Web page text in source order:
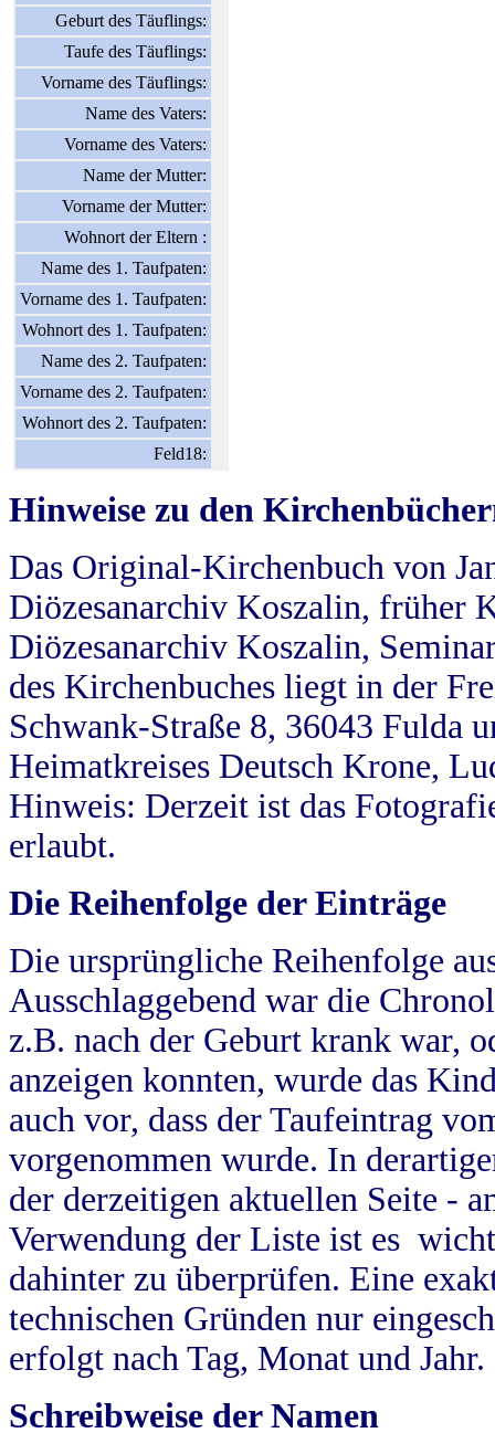
Geburt des Täuflings:
Taufe des Täuflings:
Vorname des Täuflings:
Name des Vaters:
Vorname des Vaters:
Name der Mutter:
Vorname der Mutter:
Wohnort der Eltern :
Name des 1. Taufpaten:
Vorname des 1. Taufpaten:
Wohnort des 1. Taufpaten:
Name des 2. Taufpaten:
Vorname des 2. Taufpaten:
Wohnort des 2. Taufpaten:
Feld18:
Hinweise zu den
Das Original-Kirchenbuch von
Diözesanarchiv Koszalin, früher
Diözesanarchiv Koszalin,
des Kirchenbuches liegt in der
Schwank-Straße 8, 36043 Fulda
Heimatkreises Deutsch Krone,
Hinweis: Derzeit ist das
erlaubt.
Die Reihenfolge der Einträge
Die ursprüngliche Reihenfolge
Ausschlaggebend war die
z.B. nach der Geburt krank war,
anzeigen konnten, wurde das
auch vor, dass der Taufeintrag
vorgenommen wurde. In
der derzeitigen aktuellen Seite -
Verwendung der Liste ist es
dahinter zu überprüfen. Eine
technischen Gründen nur
erfolgt nach Tag, Monat und Jahr.
Schreibweise der Namen